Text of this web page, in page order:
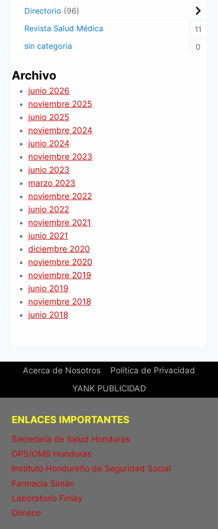
Directorio
96
Revista Salud Médica
11
sin categoria
0
Archivo
junio 2026
noviembre 2025
junio 2025
noviembre 2024
junio 2024
noviembre 2023
junio 2023
marzo 2023
noviembre 2022
junio 2022
noviembre 2021
junio 2021
diciembre 2020
noviembre 2020
noviembre 2019
junio 2019
noviembre 2018
junio 2018
Acerca de Nosotros
Política de Privacidad
YANK PUBLICIDAD
ENLACES IMPORTANTES
Secretaría de Salud Honduras
OPS/OMS Honduras
Instituto Hondureño de Seguridad Social
Farmacia Simán
Laboratorio Finlay
Dimeco